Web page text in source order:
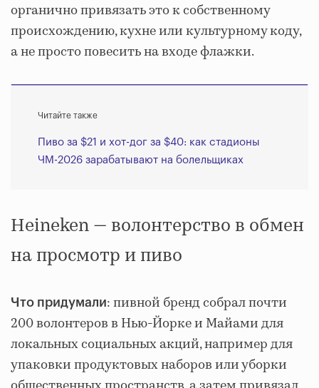
органично привязать это к собственному
происхождению, кухне или культурному коду,
а не просто повесить на входе флажки.
Читайте также
Пиво за $21 и хот-дог за $40: как стадионы
ЧМ-2026 зарабатывают на болельщиках
Heineken — волонтерство в обмен
на просмотр и пиво
Что придумали: пивной бренд собрал почти
200 волонтеров в Нью-Йорке и Майами для
локальных социальных акций, например для
упаковки продуктовых наборов или уборки